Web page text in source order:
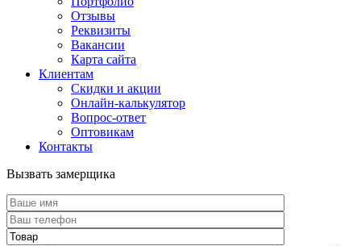
Отзывы
Реквизиты
Вакансии
Карта сайта
Клиентам
Скидки и акции
Онлайн-калькулятор
Вопрос-ответ
Оптовикам
Контакты
Вызвать замерщика